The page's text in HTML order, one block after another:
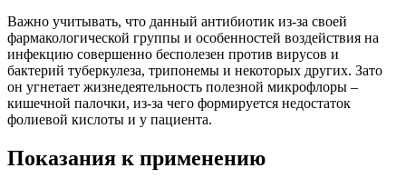
Важно учитывать, что данный антибиотик из-за своей
фармакологической группы и особенностей воздействия на
инфекцию совершенно бесполезен против вирусов и
бактерий туберкулеза, трипонемы и некоторых других. Зато
он угнетает жизнедеятельность полезной микрофлоры –
кишечной палочки, из-за чего формируется недостаток
фолиевой кислоты и у пациента.
Показания к применению